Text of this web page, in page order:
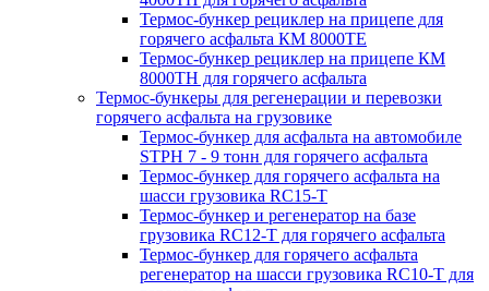
Термос-бункер рециклер на прицепе для
горячего асфальта КМ 8000ТЕ
Термос-бункер рециклер на прицепе КМ
8000ТH для горячего асфальта
Термос-бункеры для регенерации и перевозки
горячего асфальта на грузовике
Термос-бункер для асфальта на автомобиле
STPH 7 - 9 тонн для горячего асфальта
Термос-бункер для горячего асфальта на
шасси грузовика RC15-T
Термос-бункер и регенератор на базе
грузовика RC12-T для горячего асфальта
Термос-бункер для горячего асфальта
регенератор на шасси грузовика RC10-T для